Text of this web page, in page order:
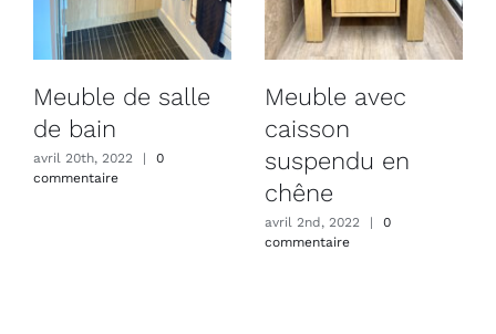
Meuble de salle
de bain
avril 20th, 2022 |
0
commentaire
Meuble avec
caisson
suspendu en
chêne
avril 2nd, 2022 |
0
commentaire